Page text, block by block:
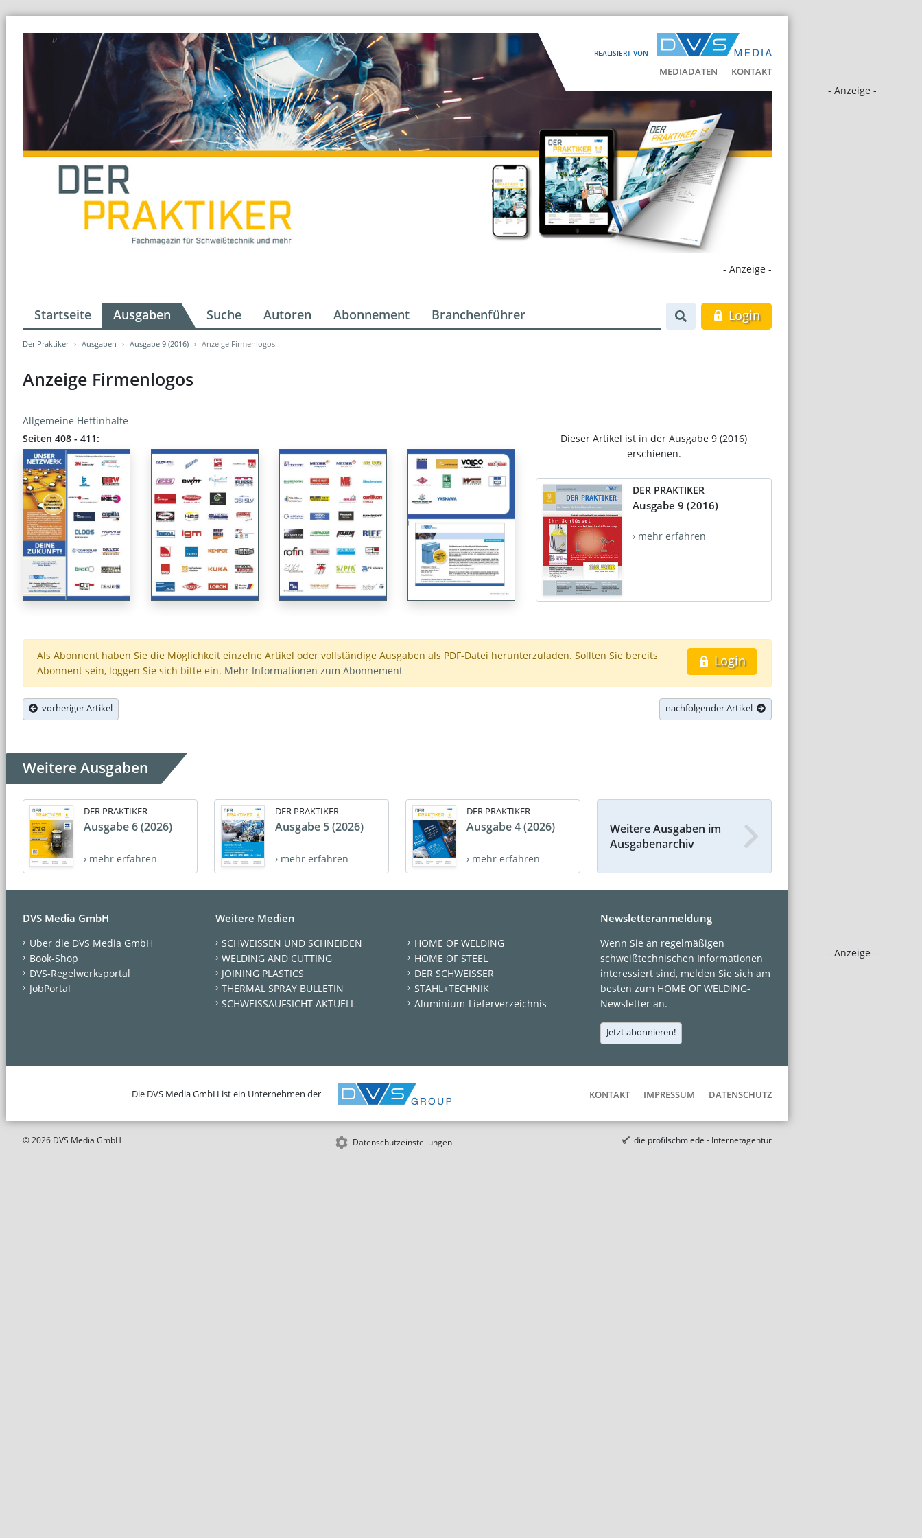
REALISIERT VON
MEDIADATEN KONTAKT
- Anzeige -
- Anzeige -
- Anzeige -
Startseite Ausgaben Suche Autoren Abonnement Branchenführer Login
Der Praktiker Ausgaben Ausgabe 9 (2016) Anzeige Firmenlogos
Anzeige Firmenlogos
Allgemeine Heftinhalte
Seiten 408 - 411:
Dieser Artikel ist in der Ausgabe 9 (2016)
erschienen.
DER PRAKTIKER
Ausgabe 9 (2016)
› mehr erfahren
Login
Als Abonnent haben Sie die Möglichkeit einzelne Artikel oder vollständige Ausgaben als PDF-Datei herunterzuladen. Sollten Sie bereits
Abonnent sein, loggen Sie sich bitte ein. Mehr Informationen zum Abonnement
vorheriger Artikel nachfolgender Artikel
Weitere Ausgaben
DER PRAKTIKER
Ausgabe 6 (2026)
› mehr erfahren
DER PRAKTIKER
Ausgabe 5 (2026)
› mehr erfahren
DER PRAKTIKER
Ausgabe 4 (2026)
› mehr erfahren
Weitere Ausgaben im
Ausgabenarchiv
DVS Media GmbH
Über die DVS Media GmbH
Book-Shop
DVS-Regelwerksportal
JobPortal
Weitere Medien
SCHWEISSEN UND SCHNEIDEN
WELDING AND CUTTING
JOINING PLASTICS
THERMAL SPRAY BULLETIN
SCHWEISSAUFSICHT AKTUELL
HOME OF WELDING
HOME OF STEEL
DER SCHWEISSER
STAHL+TECHNIK
Aluminium-Lieferverzeichnis
Newsletteranmeldung
Wenn Sie an regelmäßigen
schweißtechnischen Informationen
interessiert sind, melden Sie sich am
besten zum HOME OF WELDING-
Newsletter an.
Jetzt abonnieren!
Die DVS Media GmbH ist ein Unternehmen der KONTAKT IMPRESSUM DATENSCHUTZ
© 2026 DVS Media GmbH Datenschutzeinstellungen die profilschmiede - Internetagentur